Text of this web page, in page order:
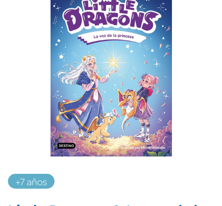
+7 años